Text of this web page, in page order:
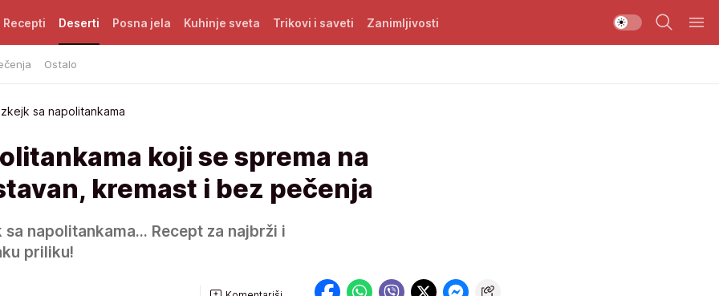
Recepti Deserti
Ostalo
Posna jela Kuhinje sveta Trikovi i saveti Zanimljivosti
sa napolitankama
koji se sprema na
kremast i bez pečenja
napolitankama... Recept za najbrži i
priliku!